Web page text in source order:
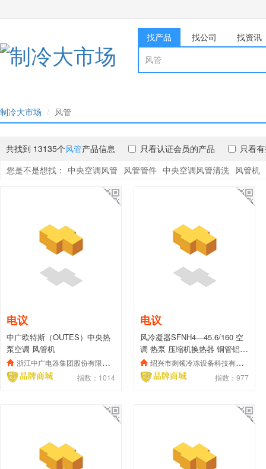
找产品 找公司 找资讯
制冷大市场 风管
共找到 13135个风管产品信息 只看认证会员的产品
只看
您是不是想找： 中央空调风管 风管管件 中央空调风管清洗 风管机
电议
中广欧特斯（OUTES）中央热
泵空调 风管机
浙江中广电器集团股份有限公司
指数：1014
电议
风冷凝器SFNH4—45.6/160 空
调 热泵 压缩机换热器 铜管铝片
散热器
绍兴市剡领冷冻设备科技有限公司
指数：977